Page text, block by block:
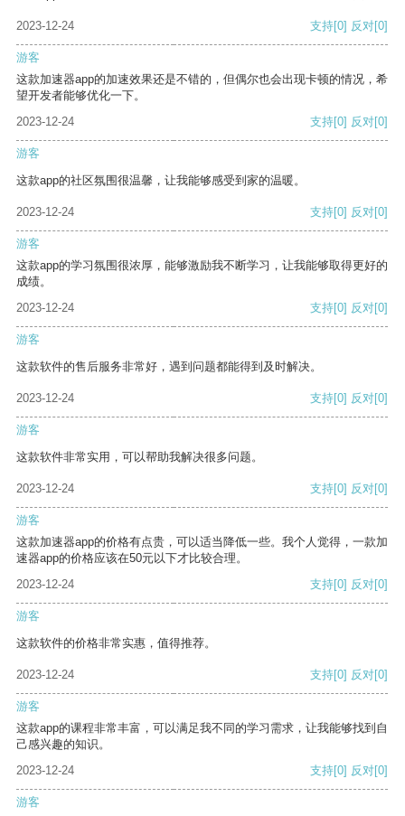
2023-12-24 支持[0] 反对[0]
游客
这款加速器app的加速效果还是不错的，但偶尔也会出现卡顿的情况，希
望开发者能够优化一下。
2023-12-24
支持[0] 反对[0]
游客
这款app的社区氛围很温馨，让我能够感受到家的温暖。
2023-12-24 支持[0] 反对[0]
游客
这款app的学习氛围很浓厚，能够激励我不断学习，让我能够取得更好的
成绩。
2023-12-24
支持[0] 反对[0]
游客
这款软件的售后服务非常好，遇到问题都能得到及时解决。
2023-12-24 支持[0] 反对[0]
游客
这款软件非常实用，可以帮助我解决很多问题。
2023-12-24 支持[0] 反对[0]
游客
这款加速器app的价格有点贵，可以适当降低一些。我个人觉得，一款加
速器app的价格应该在50元以下才比较合理。
2023-12-24
支持[0] 反对[0]
游客
这款软件的价格非常实惠，值得推荐。
2023-12-24 支持[0] 反对[0]
游客
这款app的课程非常丰富，可以满足我不同的学习需求，让我能够找到自
己感兴趣的知识。
2023-12-24
支持[0] 反对[0]
游客